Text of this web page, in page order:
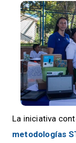
La iniciativa
metodologías